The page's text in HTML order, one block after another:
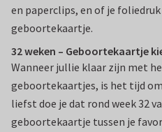
en paperclips, en of je
geboortekaartje.
32 weken – Geboortekaartje
Wanneer jullie klaar zijn met
geboortekaartjes, is het tijd
liefst doe je dat rond week 32
geboortekaartje tussen je